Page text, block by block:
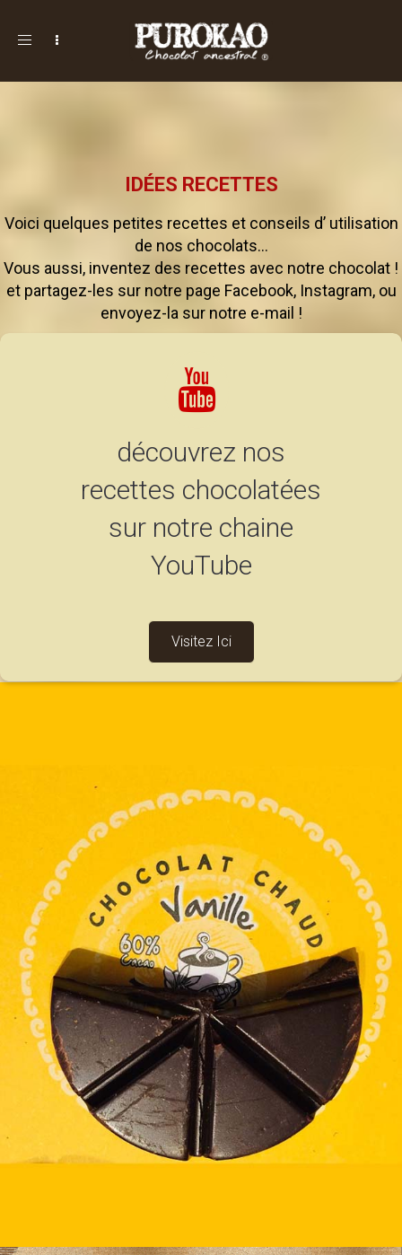
Toggle
IDÉES RECETTES
Voici quelques petites recettes et conseils d’ utilisation
de nos chocolats…
Vous aussi, inventez des recettes avec notre chocolat !
et partagez-les sur notre page Facebook, Instagram, ou
envoyez-la sur notre e-mail !
découvrez nos
recettes chocolatées
sur notre chaine
YouTube
Visitez Ici